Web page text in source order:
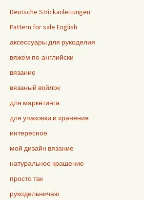
Deutsche Strickanleitungen
Pattern for sale English
аксессуары для рукоделия
вяжем по-английски
вязание
вязаный войлок
для маркетинга
для упаковки и хранения
интересное
мой дизайн вязание
натуральное крашение
просто так
рукодельничаю